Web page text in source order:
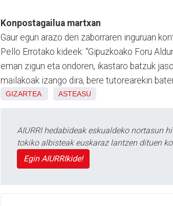
Konpostagailua martxan
Gaur egun arazo den zaborraren inguruan
Pello Errotako kideek: “Gipuzkoako Foru
eman zigun eta ondoren, ikastaro batzuk
mailakoak izango dira, bere tutorearekin
GIZARTEA ASTEASU
AIURRI hedabideak eskualdeko nortasun
tokiko albisteak euskaraz lantzen dituen
Egin AIURRIkide!